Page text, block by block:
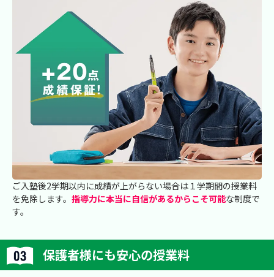
ご入塾後2学期以内に成績が上がらない場合は１学期間の授業料
を免除します。 指導力に本当に自信があるからこそ可能な制度で
す。
保護者様にも安心の授業料